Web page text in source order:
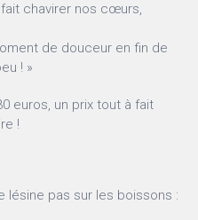
chavirer nos cœurs,
de douceur en fin de
! »
euros, un prix tout à fait
!
lésine pas sur les boissons :